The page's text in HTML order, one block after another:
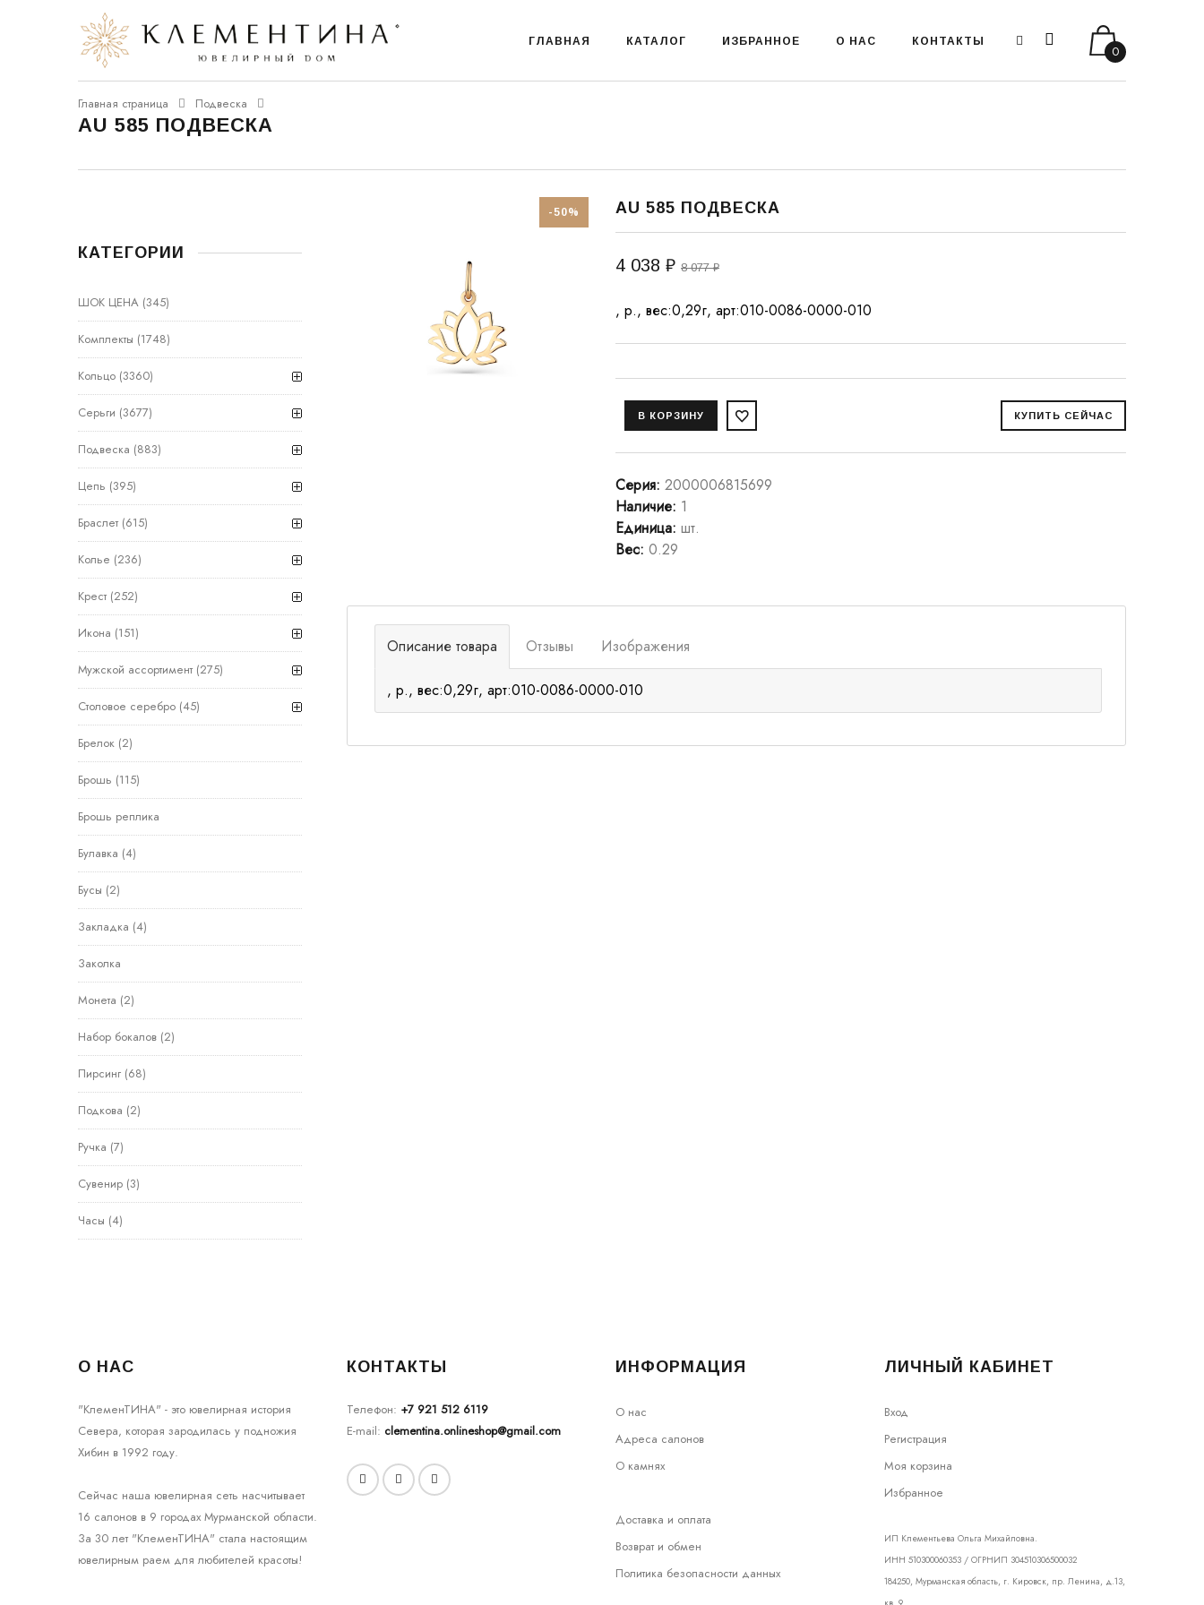
0
ГЛАВНАЯ КАТАЛОГ ИЗБРАННОЕ О НАС КОНТАКТЫ
Главная страница Подвеска
AU 585 ПОДВЕСКА
-50% AU 585 ПОДВЕСКА
4 038 ₽ 8 077 ₽
, р., вес:0,29г, арт:010-0086-0000-010
Серия: 2000006815699
Наличие: 1
Единица: шт.
Вес: 0.29
Описание товара
, р., вес:0,29г, арт:010-0086-0000-010
Отзывы Изображения
КАТЕГОРИИ
ШОК ЦЕНА (345)
Комплекты (1748)
Кольцо (3360)
Серьги (3677)
Подвеска (883)
Цепь (395)
Браслет (615)
Колье (236)
Крест (252)
Икона (151)
Мужской ассортимент (275)
Столовое серебро (45)
Брелок (2)
Брошь (115)
Брошь реплика
Булавка (4)
Бусы (2)
Закладка (4)
Заколка
Монета (2)
Набор бокалов (2)
Пирсинг (68)
Подкова (2)
Ручка (7)
Сувенир (3)
Часы (4)
О НАС
"КлеменТИНА" - это ювелирная история
Севера, которая зародилась у подножия
Хибин в 1992 году.
Сейчас наша ювелирная сеть насчитывает
16 салонов в 9 городах Мурманской области.
За 30 лет "КлеменТИНА" стала настоящим
ювелирным раем для любителей красоты!
КОНТАКТЫ
Телефон: +7 921 512 6119
E-mail: clementina.onlineshop@gmail.com
ИНФОРМАЦИЯ
О нас
Адреса салонов
О камнях
Доставка и оплата
Возврат и обмен
Политика безопасности данных
ЛИЧНЫЙ КАБИНЕТ
Вход
Регистрация
Моя корзина
Избранное
ИП Клементьева Ольга Михайловна.
ИНН 510300060353 / ОГРНИП 304510306500032
184250, Мурманская область, г. Кировск, пр. Ленина, д.13,